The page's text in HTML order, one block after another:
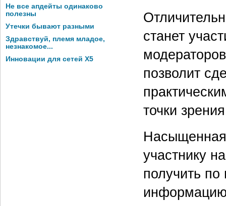
Не все апдейты одинаково
полезны
Утечки бывают разными
Здравствуй, племя младое,
незнакомое...
Инновации для сетей X5
станет
позволит
точки
участнику
получить